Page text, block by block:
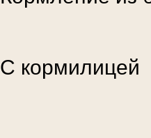
С кормилицей